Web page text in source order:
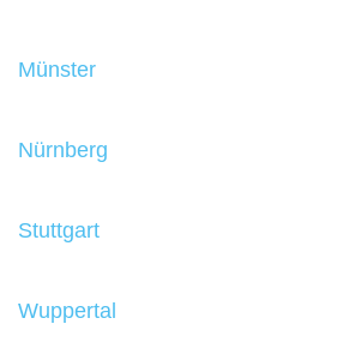
Münster
Nürnberg
Stuttgart
Wuppertal